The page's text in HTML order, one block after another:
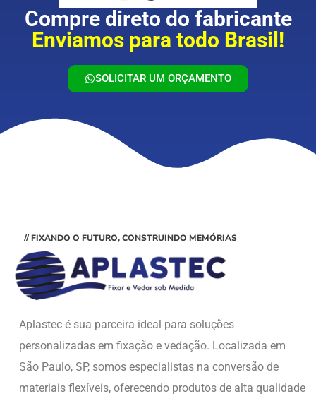
Compre direto do fabricante
Enviamos para todo Brasil!
SOLICITAR UM ORÇAMENTO
// FIXANDO O FUTURO, CONSTRUINDO MEMÓRIAS
Aplastec é sua parceira ideal para soluções
personalizadas em fixação e vedação. Localizada em
São Paulo, SP, somos especialistas na conversão de
materiais flexíveis, oferecendo produtos de alta qualidade